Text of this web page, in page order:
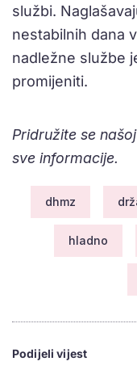
službi.
nestabilnih dana
nadležne službe
promijeniti.
Pridružite se našoj
sve informacije.
dhmz
hladno
Podijeli vijest